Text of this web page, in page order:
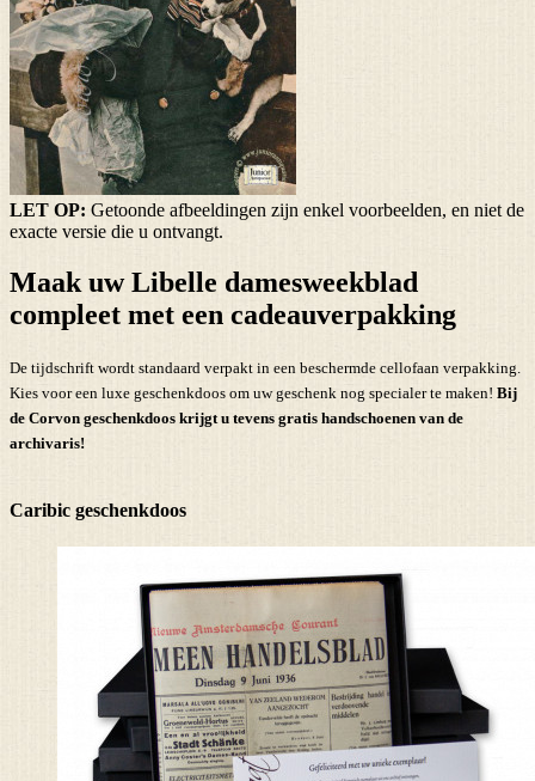
LET OP: Getoonde afbeeldingen zijn enkel voorbeelden, en niet de
exacte versie die u ontvangt.
Maak uw Libelle damesweekblad
compleet met een cadeauverpakking
De tijdschrift wordt standaard verpakt in een beschermde cellofaan verpakking.
Kies voor een luxe geschenkdoos om uw geschenk nog specialer te maken! Bij
de Corvon geschenkdoos krijgt u tevens gratis handschoenen van de
archivaris!
Caribic geschenkdoos